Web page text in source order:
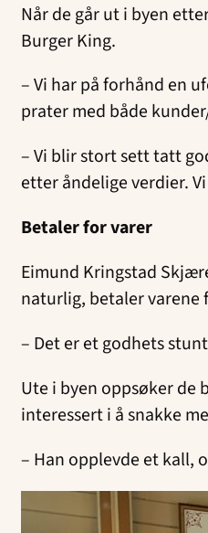
Når de går ut i byen
Burger King.
– Vi har på forhånd en
prater med både
– Vi blir stort sett tatt
etter åndelige verdier.
Betaler for varer
Eimund Kringstad
naturlig, betaler varene
– Det er et godhets
Ute i byen oppsøker
interessert i å snakke
– Han opplevde et kall,